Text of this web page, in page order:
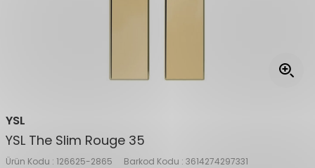
YSL
YSL The Slim Rouge 35
Ürün Kodu : 126625-2865 Barkod Kodu : 3614274297331